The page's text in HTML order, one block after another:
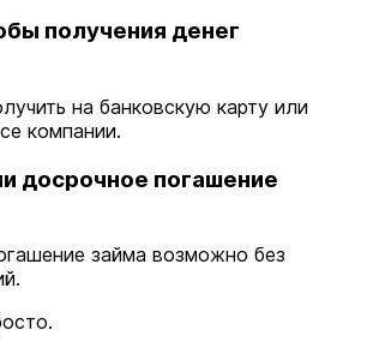
получения денег
на банковскую карту или
компании.
досрочное погашение
займа возможно без